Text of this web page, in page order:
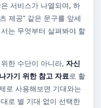
서비스가 나열되며, 하
제공” 같은 문구를 앞세
는 무엇부터 살펴봐야 할
한 수단이 아니라, 자신
가기 위한 참고 자료로 활
로 사용해보면 기대와는
로 별 기대 없이 선택한